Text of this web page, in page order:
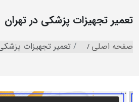
تعمیر تجهیزات پزشکی در تهران
صفحه اصلی تعمیر تجهیزات